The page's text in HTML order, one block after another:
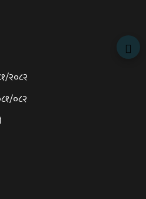
२०८२
०८२